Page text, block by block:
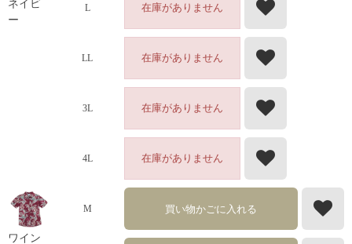
ネイビ
ー
L 在庫がありません
LL 在庫がありません
3L 在庫がありません
4L 在庫がありません
ワイン
M 買い物かごに入れる